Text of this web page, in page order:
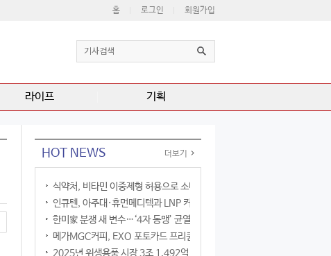
홈 로그인 회원가입
라이프 기획
HOT NEWS 더보기
식약처, 비타민 이중제형 허용으로 소비자 선택권 확대
인큐텐, 아주대·휴먼메디텍과 LNP 커큐민 공동연구
한미家 분쟁 새 변수…‘4자 동맹’ 균열 현실화
메가MGC커피, EXO 포토카드 프리퀀시 이벤트
2025년 위생용품 시장 3조 1,492억 원